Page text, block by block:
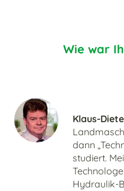
Wie war
Klaus-
dann
studiert.
Hydraulik-